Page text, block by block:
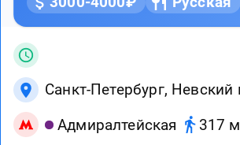
Санкт-Петербург, Невский
Адмиралтейская
317 м